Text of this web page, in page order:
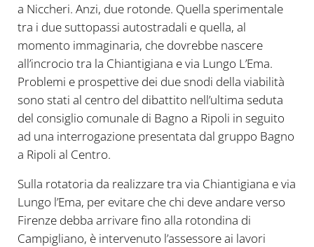
a Niccheri. Anzi, due rotonde. Quella sperimentale
tra i due suttopassi autostradali e quella, al
momento immaginaria, che dovrebbe nascere
all’incrocio tra la Chiantigiana e via Lungo L’Ema.
Problemi e prospettive dei due snodi della viabilità
sono stati al centro del dibattito nell’ultima seduta
del consiglio comunale di Bagno a Ripoli in seguito
ad una interrogazione presentata dal gruppo Bagno
a Ripoli al Centro.
Sulla rotatoria da realizzare tra via Chiantigiana e via
Lungo l’Ema, per evitare che chi deve andare verso
Firenze debba arrivare fino alla rotondina di
Campigliano, è intervenuto l’assessore ai lavori